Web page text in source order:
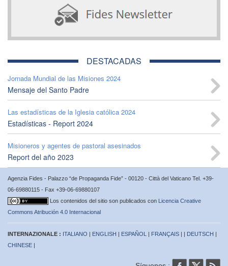
DESTACADAS
Jornada Mundial de las Misiones 2024
Mensaje del Santo Padre
Las estadísticas de la Iglesia católica 2024
Estadísticas - Report 2024
Misioneros y agentes de pastoral asesinados
Report del año 2023
Agenzia Fides - Palazzo “de Propaganda Fide” - 00120 - Città del Vaticano Tel. +39-
06-69880115 - Fax +39-06-69880107
Los contenidos del sitio son publicados con Licencia Creative
Commons Atribución 4.0 Internacional
INTERNAZIONALE : ITALIANO | ENGLISH | ESPAÑOL | FRANÇAIS | | DEUTSCH |
CHINESE |